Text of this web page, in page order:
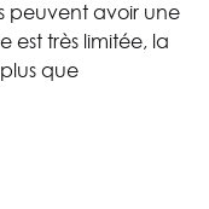
peuvent avoir une
très limitée, la
que